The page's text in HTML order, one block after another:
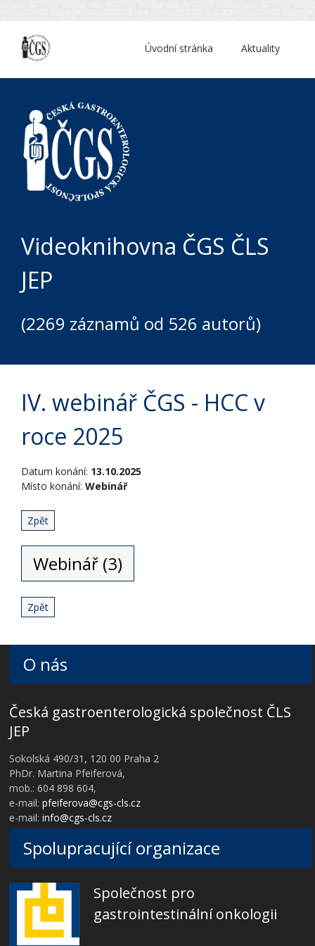
Aktuality
Úvodní stránka
Videoknihovna ČGS ČLS
JEP
(2269 záznamů od 526 autorů)
IV. webinář ČGS - HCC v
roce 2025
Datum konání: 13.10.2025
Místo konání: Webinář
Zpět
Webinář (3)
Zpět
O nás
Česká gastroenterologická společnost ČLS
JEP
Sokolská 490/31, 120 00 Praha 2
PhDr. Martina Pfeiferová,
mob.: 604 898 604,
e-mail:pfeiferova@cgs-cls.cz
e-mail:info@cgs-cls.cz
Spolupracující organizace
Společnost pro
gastrointestinální onkologii